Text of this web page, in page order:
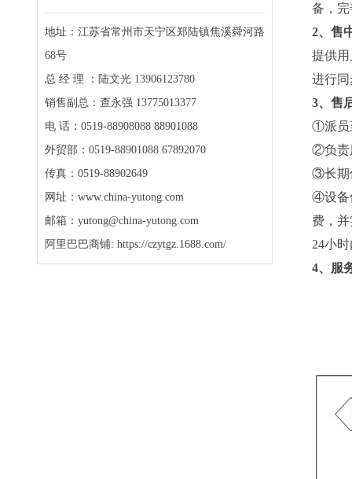
地址：江苏省常州市天宁区郑陆镇焦溪舜河路
68号
总 经 理 ：陆文光 13906123780
销售副总：查永强 13775013377
电 话：0519-88908088 88901088
外贸部：0519-88901088 67892070
传真：0519-88902649
网址：www.china-yutong.com
邮箱：yutong@china-yutong.com
阿里巴巴商铺: https://czytgz.1688.com/
备，
2、售
提供
进行
3、售
①派员
②负责
③长期
④设备
费，
24小
4、服